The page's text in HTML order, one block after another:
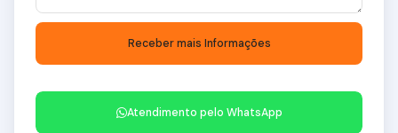
Atendimento pelo WhatsApp